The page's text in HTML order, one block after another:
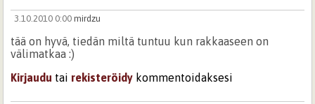
3.10.2010 0:00 mirdzu
tää on hyvä, tiedän miltä tuntuu kun rakkaaseen on
välimatkaa :)
Kirjaudu tai rekisteröidy kommentoidaksesi